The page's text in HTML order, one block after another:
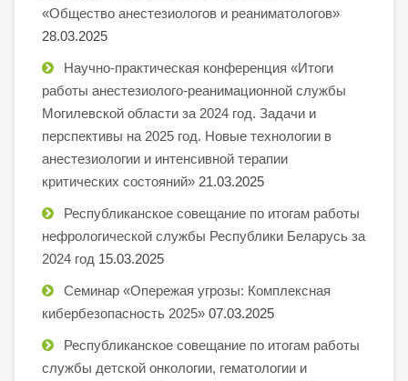
«Общество анестезиологов и реаниматологов»
28.03.2025
Научно-практическая конференция «Итоги
работы анестезиолого-реанимационной службы
Могилевской области за 2024 год. Задачи и
перспективы на 2025 год. Новые технологии в
анестезиологии и интенсивной терапии
критических состояний» 21.03.2025
Республиканское совещание по итогам работы
нефрологической службы Республики Беларусь за
2024 год 15.03.2025
Семинар «Опережая угрозы: Комплексная
кибербезопасность 2025» 07.03.2025
Республиканское совещание по итогам работы
службы детской онкологии, гематологии и